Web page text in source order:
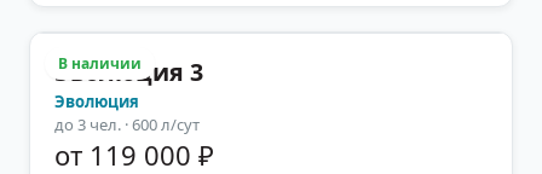
В наличии
Эволюция 3
Эволюция
до 3 чел. · 600 л/сут
от 119 000 ₽